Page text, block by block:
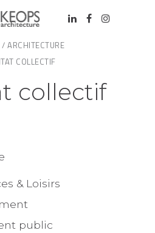
/ ARCHITECTURE
COLLECTIF
collectif
& Loisirs
public